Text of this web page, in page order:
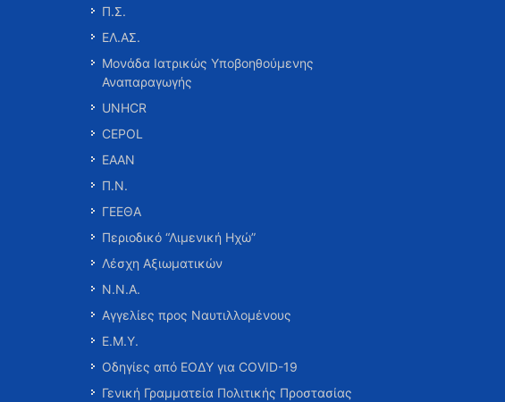
Π.Σ.
ΕΛ.ΑΣ.
Μονάδα Ιατρικώς Υποβοηθούμενης
Αναπαραγωγής
UNHCR
CEPOL
ΕΑΑΝ
Π.Ν.
ΓΕΕΘΑ
Περιοδικό “Λιμενική Ηχώ”
Λέσχη Αξιωματικών
Ν.Ν.Α.
Αγγελίες προς Ναυτιλλομένους
Ε.Μ.Υ.
Οδηγίες από ΕΟΔΥ για COVID-19
Γενική Γραμματεία Πολιτικής Προστασίας